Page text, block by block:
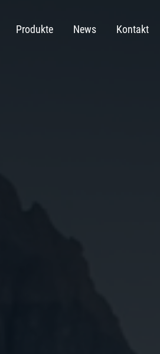
Produkte News Kontakt